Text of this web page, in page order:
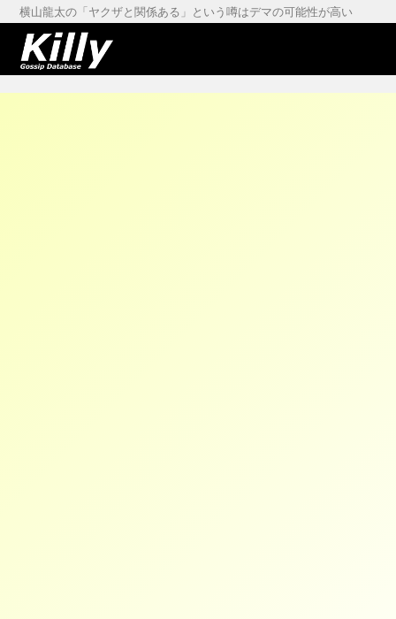
横山龍太の「ヤクザと関係ある」という噂はデマの可能性が高い